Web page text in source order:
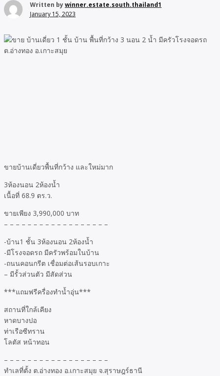
Written bywinner.estate.south.thailand1
January 15, 2023
ขายบ้านเดี่ยวพื้นที่กว้าง และใหม่มาก
3ห้องนอน 2ห้องน้ำ
เนื้อที่ 68.9 ตร.ว.
ขายเพียง 3,990,000 บาท
– – – – – – – – – – – – – – – – – –
-บ้าน1 ชั้น 3ห้องนอน 2ห้องน้ำ
-มีโรงจอดรถ มีครัวพร้อมในบ้าน
-ถนนคอนกรีต เชื่อมต่อเส้นรอบเกาะ
– มีรั้วส่วนตัว มีสัดส่วน
***แถมฟรีครื่องทำน้ำอุ่น***
สถานที่ใกล้เคียง
หาดบางปอ
ท่าเรือซีทราน
โลตัส หน้าทอน
– – – – – – – – – – – – – – – – – –
ทำเลที่ตั้ง ต.อ่างทอง อ.เกาะสมุย จ.สุราษฎร์ธานี